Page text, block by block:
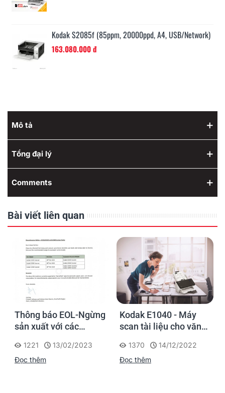
Kodak S2085f (85ppm, 20000ppd, A4, USB/Network)
163.080.000 đ
Mô tả
Tổng đại lý
Comments
Bài viết liên quan
Thông báo EOL-Ngừng
sản xuất với các
Kodak E1025, E1035,
S2040
1221
13/02/2023
Đọc thêm
Kodak E1040 - Máy
scan tài liệu cho văn
phân khúc
1370
14/12/2022
Đọc thêm